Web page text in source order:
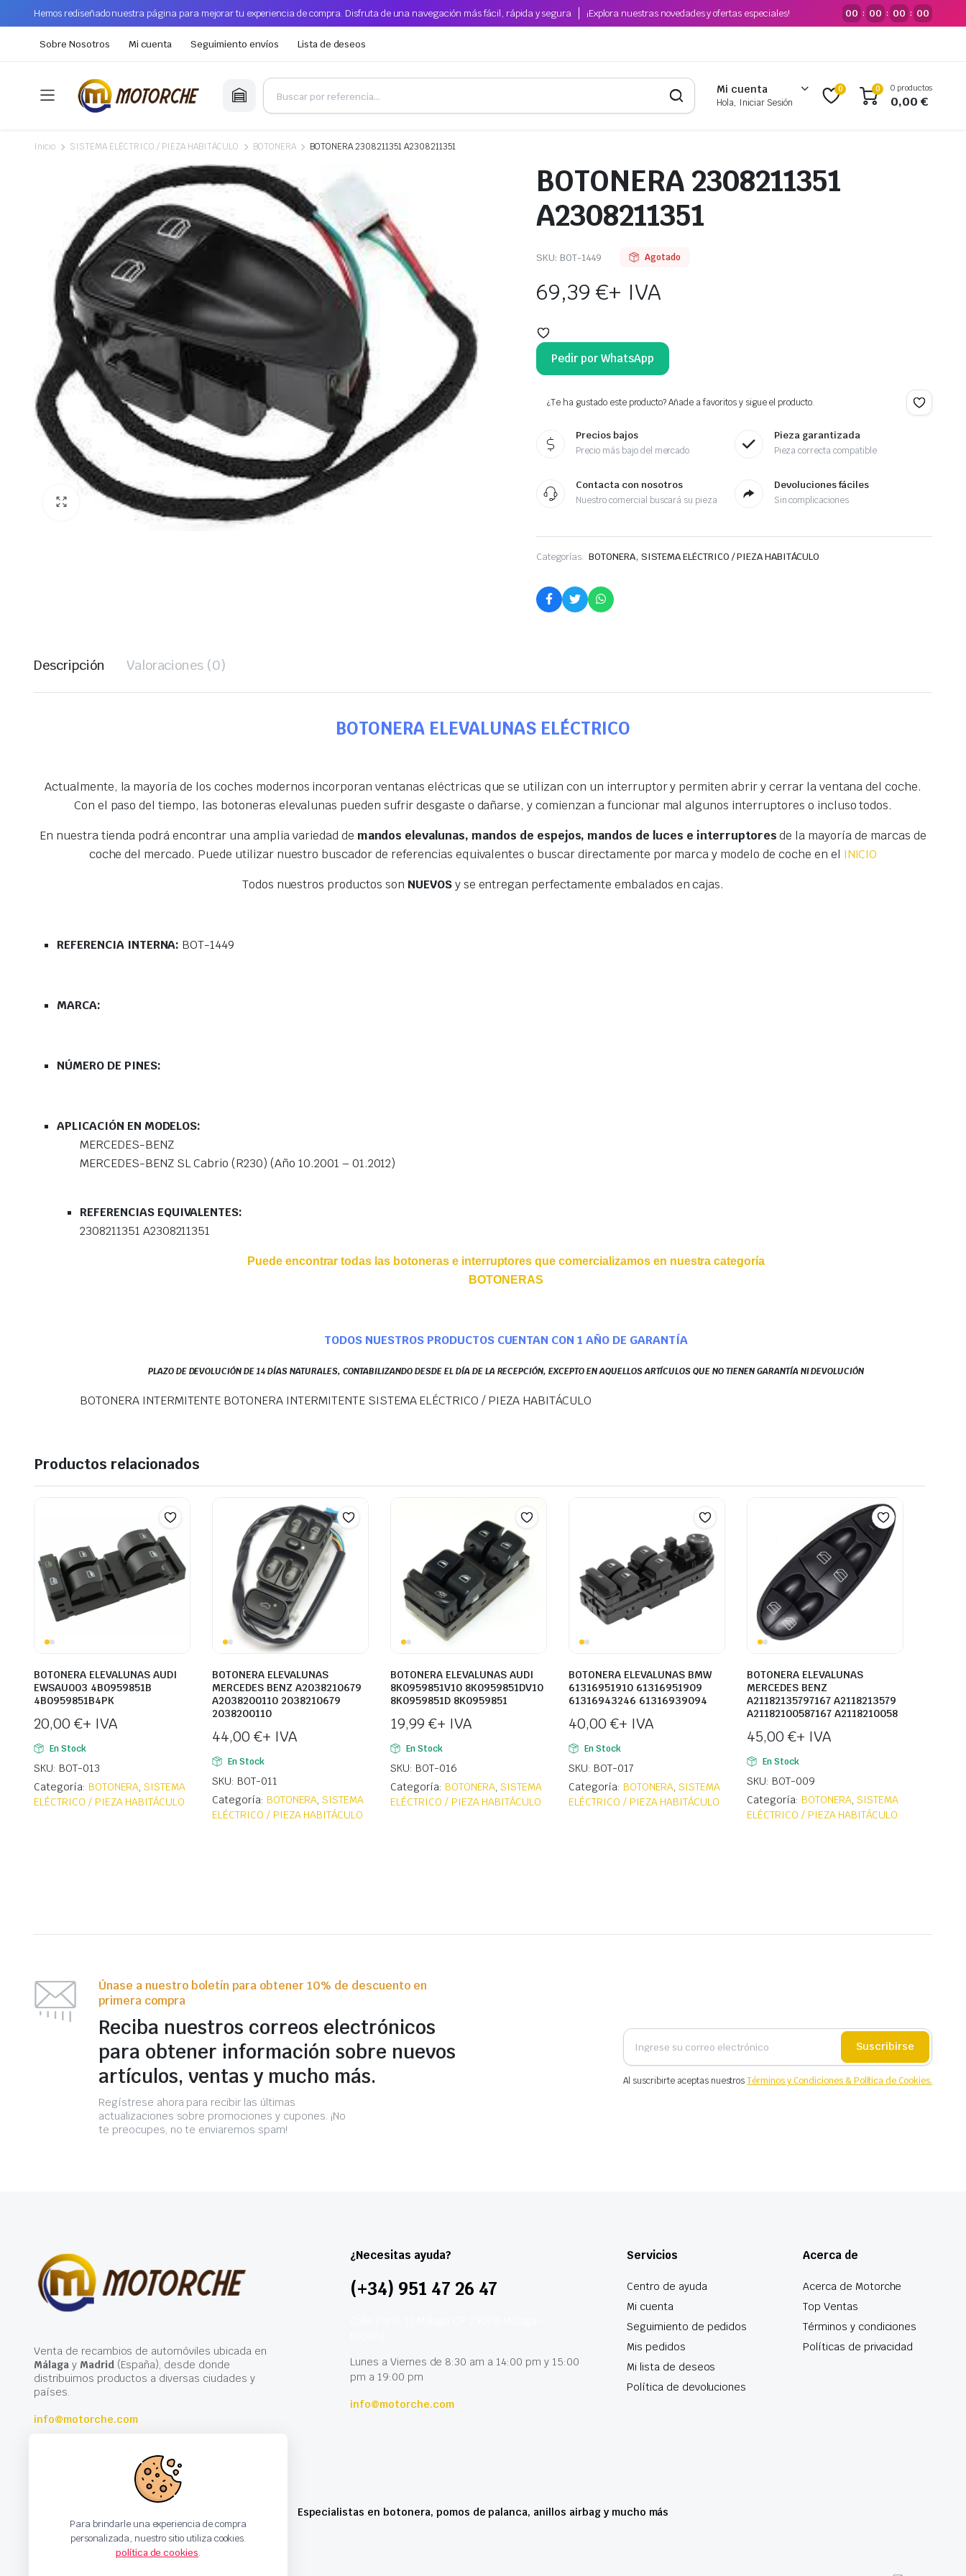
Hemos rediseñado nuestra página para mejorar tu experiencia de compra. Disfruta de una navegación más fácil, rápida y segura ¡Explora nuestras novedades y ofertas especiales! 00 : 00 : 00 : 00
Sobre Nosotros Mi cuenta Seguimiento envíos Lista de deseos
Mi cuenta
Hola, Iniciar Sesión
0 0 0 productos
0,00€
Inicio SISTEMA ELÉCTRICO / PIEZA HABITÁCULO BOTONERA BOTONERA 2308211351 A2308211351
BOTONERA 2308211351
A2308211351
SKU: BOT-1449 Agotado
69,39€+ IVA
Pedir por WhatsApp
¿Te ha gustado este producto? Añade a favoritos y sigue el producto.
Precios bajos
Precio más bajo del mercado
Pieza garantizada
Pieza correcta compatible
Contacta con nosotros
Nuestro comercial buscará su pieza
Devoluciones fáciles
Sin complicaciones
Categorías: BOTONERA, SISTEMA ELÉCTRICO / PIEZA HABITÁCULO
Descripción Valoraciones (0)
BOTONERA ELEVALUNAS ELÉCTRICO
Actualmente, la mayoría de los coches modernos incorporan ventanas eléctricas que se utilizan con un interruptor y permiten abrir y cerrar la ventana del coche.
Con el paso del tiempo, las botoneras elevalunas pueden sufrir desgaste o dañarse, y comienzan a funcionar mal algunos interruptores o incluso todos.
En nuestra tienda podrá encontrar una amplia variedad de mandos elevalunas, mandos de espejos, mandos de luces e interruptoresde la mayoría de marcas de
coche del mercado. Puede utilizar nuestro buscador de referencias equivalentes o buscar directamente por marca y modelo de coche en el INICIO
Todos nuestros productos son NUEVOSy se entregan perfectamente embalados en cajas.
REFERENCIA INTERNA: BOT-1449
MARCA:
NÚMERO DE PINES:
APLICACIÓN EN MODELOS:
MERCEDES-BENZ
MERCEDES-BENZ SL Cabrio (R230) (Año 10.2001 – 01.2012)
REFERENCIAS EQUIVALENTES:
2308211351 A2308211351
Puede encontrar todas las botoneras e interruptores que comercializamos en nuestra categoría
BOTONERAS
TODOS NUESTROS PRODUCTOS CUENTAN CON 1 AÑO DE GARANTÍA
PLAZO DE DEVOLUCIÓN DE 14 DÍAS NATURALES, CONTABILIZANDO DESDE EL DÍA DE LA RECEPCIÓN, EXCEPTO EN AQUELLOS ARTÍCULOS QUE NO TIENEN GARANTÍA NI DEVOLUCIÓN
BOTONERA INTERMITENTE BOTONERA INTERMITENTE SISTEMA ELÉCTRICO / PIEZA HABITÁCULO
Productos relacionados
BOTONERA ELEVALUNAS AUDI
EWSAU003 4B0959851B
4B0959851B4PK
20,00 €+ IVA
En Stock
SKU: BOT-013
Categoría: BOTONERA,SISTEMA
ELÉCTRICO / PIEZA HABITÁCULO
BOTONERA ELEVALUNAS
MERCEDES BENZ A2038210679
A2038200110 2038210679
2038200110
44,00 €+ IVA
En Stock
SKU: BOT-011
Categoría: BOTONERA,SISTEMA
ELÉCTRICO / PIEZA HABITÁCULO
BOTONERA ELEVALUNAS AUDI
8K0959851V10 8K0959851DV10
8K0959851D 8K0959851
19,99 €+ IVA
En Stock
SKU: BOT-016
Categoría: BOTONERA,SISTEMA
ELÉCTRICO / PIEZA HABITÁCULO
BOTONERA ELEVALUNAS BMW
61316951910 61316951909
61316943246 61316939094
40,00 €+ IVA
En Stock
SKU: BOT-017
Categoría: BOTONERA,SISTEMA
ELÉCTRICO / PIEZA HABITÁCULO
BOTONERA ELEVALUNAS
MERCEDES BENZ
A21182135797167 A2118213579
A21182100587167 A2118210058
45,00 €+ IVA
En Stock
SKU: BOT-009
Categoría: BOTONERA,SISTEMA
ELÉCTRICO / PIEZA HABITÁCULO
Únase a nuestro boletín para obtener 10% de descuento en
primera compra
Reciba nuestros correos electrónicos
para obtener información sobre nuevos
artículos, ventas y mucho más.
Regístrese ahora para recibir las últimas
actualizaciones sobre promociones y cupones. ¡No
te preocupes, no te enviaremos spam!
Suscribirse
Al suscribirte aceptas nuestrosTérminos y Condiciones & Política de Cookies.
Venta de recambios de automóviles ubicada en
Málagay Madrid(España), desde donde
distribuimos productos a diversas ciudades y
países.
info@motorche.com
¿Necesitas ayuda?
(+34) 951 47 26 47
Lunes a Viernes de 8:30 am a 14:00 pm y 15:00
pm a 19:00 pm
info@motorche.com
Servicios
Centro de ayuda
Mi cuenta
Seguimiento de pedidos
Mis pedidos
Mi lista de deseos
Política de devoluciones
Acerca de
Acerca de Motorche
Top Ventas
Términos y condiciones
Políticas de privacidad
Especialistas en botonera, pomos de palanca, anillos airbag y mucho más
Para brindarle una experiencia de compra
personalizada, nuestro sitio utiliza cookies.
política de cookies.